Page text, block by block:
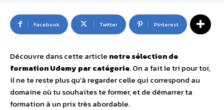
Facebook Twitter Pinterest
Découvre dans cette article notre sélection de
formation Udemy par catégorie. On a fait le tri pour toi,
il ne te reste plus qu’à regarder celle qui correspond au
domaine où tu souhaites te former, et de démarrer ta
formation à un prix très abordable.